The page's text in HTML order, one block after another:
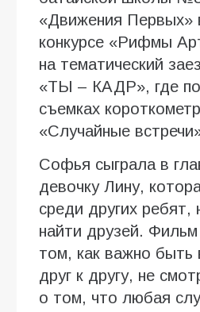
«Движения Первых»
конкурсе «Рифмы
на тематический
«ТЫ – КАДР», где
съемках
«Случайные
Софья сыграла в
девочку Лину,
среди других ребят,
найти друзей.
том, как важно быть
друг к другу, не
о том, что любая